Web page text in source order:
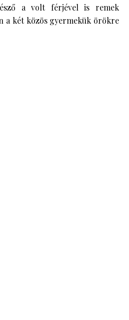
a volt férjével is remek
a két közös gyermekük örökre